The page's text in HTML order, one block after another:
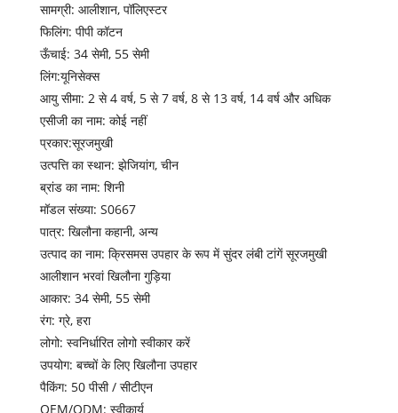
सामग्री: आलीशान, पॉलिएस्टर
फिलिंग: पीपी कॉटन
ऊँचाई: 34 सेमी, 55 सेमी
लिंग:यूनिसेक्स
आयु सीमा: 2 से 4 वर्ष, 5 से 7 वर्ष, 8 से 13 वर्ष, 14 वर्ष और अधिक
एसीजी का नाम: कोई नहीं
प्रकार:सूरजमुखी
उत्पत्ति का स्थान: झेजियांग, चीन
ब्रांड का नाम: शिनी
मॉडल संख्या: S0667
पात्र: खिलौना कहानी, अन्य
उत्पाद का नाम: क्रिसमस उपहार के रूप में सुंदर लंबी टांगें सूरजमुखी
आलीशान भरवां खिलौना गुड़िया
आकार: 34 सेमी, 55 सेमी
रंग: ग्रे, हरा
लोगो: स्वनिर्धारित लोगो स्वीकार करें
उपयोग: बच्चों के लिए खिलौना उपहार
पैकिंग: 50 पीसी / सीटीएन
OEM/ODM: स्वीकार्य